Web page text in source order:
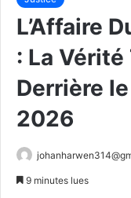
L’Affaire
: La
Derrière
2026
9 minutes lues